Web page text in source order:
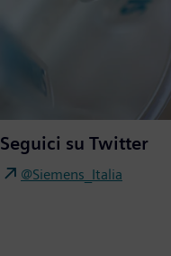
Seguici su Twitter
@Siemens_Italia